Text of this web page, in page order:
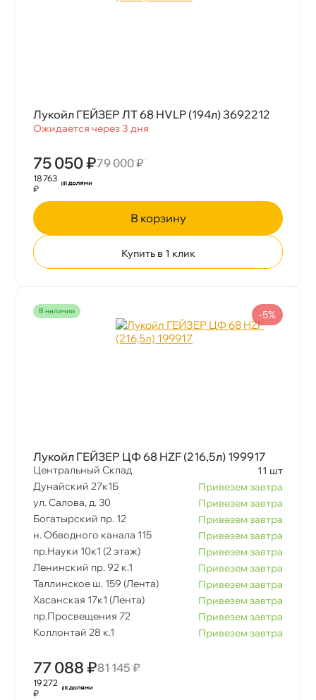
Лукойл ГЕЙЗЕР ЛТ 68 HVLP (194л) 3692212
Ожидается через 3 дня
75 050 ₽79 000 ₽
18 763
₽
корзину
Купить в 1 клик
наличии
Лукойл ГЕЙЗЕР ЦФ 68 HZF (216,5л) 199917
Центральный Склад
11 шт
Дунайский 27к1Б
Привезем завтра
ул. Салова, д. 30
Привезем завтра
Богатырский пр. 12
Привезем завтра
н. Обводного канала 115
Привезем завтра
пр.Науки 10к1 (2 этаж)
Привезем завтра
Ленинский пр. 92 к.1
Привезем завтра
Таллинское ш. 159 (Лента)
Привезем завтра
Хасанская 17к1 (Лента)
Привезем завтра
пр.Просвещения 72
Привезем завтра
Коллонтай 28 к.1
Привезем завтра
77 088 ₽81 145 ₽
-5%
19 272
₽